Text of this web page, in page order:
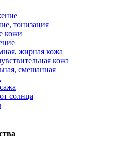
тонизация
кожи
жирная кожа
кожа
смешанная
солнца